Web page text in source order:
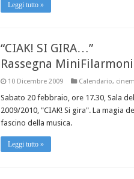
Leggi tutto »
“CIAK! SI GIRA…”
Rassegna
10 Dicembre 2009 Calendario,
Sabato 20 febbraio, ore 17.30, Sala
2009/2010, "CIAK! Si gira". La magia
fascino della musica.
Leggi tutto »